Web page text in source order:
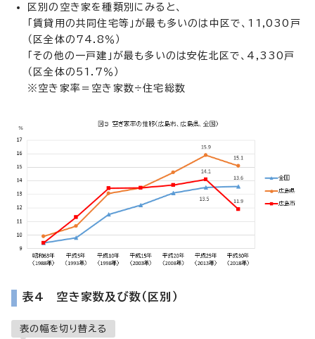
区別の空き家を種類別にみると、
「賃貸用の共同住宅等」が最も多いのは中区で、11,030戸
（区全体の74.8％）
「その他の一戸建」が最も多いのは安佐北区で、4,330戸
（区全体の51.7％）
※空き家率＝空き家数÷住宅総数
表4 空き家数及び数（区別）
表の幅を切り替える